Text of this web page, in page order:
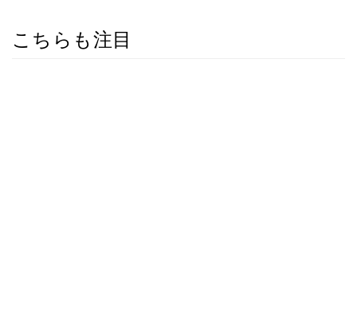
こちらも注目